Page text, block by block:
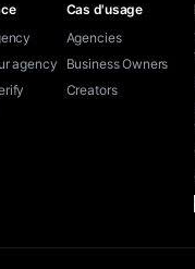
agency
Cas d'usage
Agencies
Business Owners
Creators